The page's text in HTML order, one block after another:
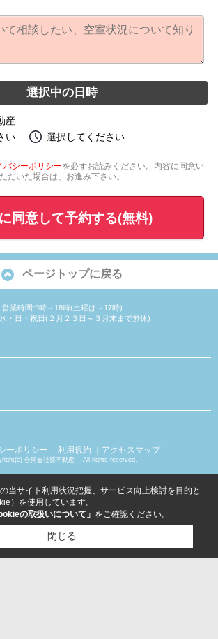
選択中の日時
産
い
選択してください
バシーポリシーを必ずお読みください。内容に同意い
ただいた場合は、お進み下さい。
同意して予約する(無料)
ページトップに戻る
営業時間:9時～18時(土曜は～17時)
・日・祝日(２月２３日～３月末まで無休)
ーポリシー ｜ 利用規約 ｜アクセスマップ
合同会社葵不動産 All rights reserved.
当サイト利用状況把握、サービス向上検討を目的と
）を使用しています。
の取扱いについて」 をご確認ください。
閉じる